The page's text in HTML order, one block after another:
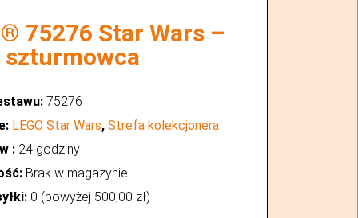
75276 Star Wars –
szturmowca
75276
LEGO Star Wars,Strefa kolekcjonera
: 24 godziny
Brak w magazynie
0 (powyżej 500,00 zł)